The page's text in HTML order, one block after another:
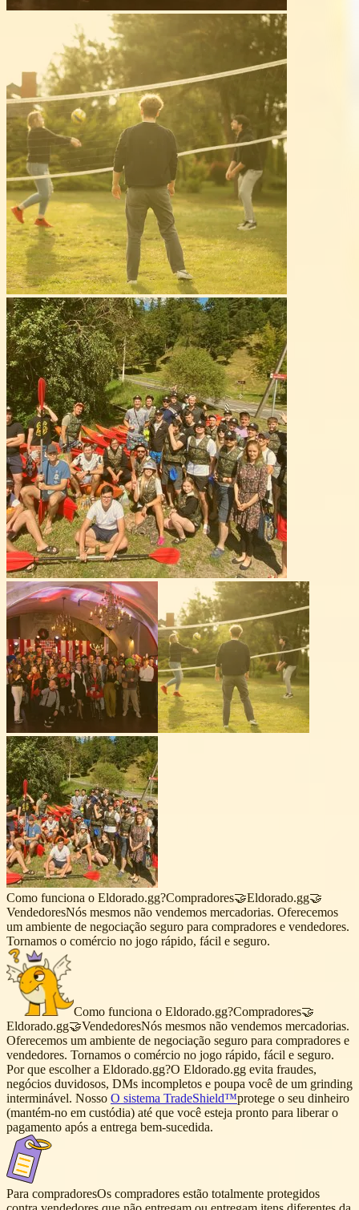
Como funciona o Eldorado.gg?Compradores🤝Eldorado.gg🤝
VendedoresNós mesmos não vendemos mercadorias. Oferecemos
um ambiente de negociação seguro para compradores e vendedores.
Tornamos o comércio no jogo rápido, fácil e seguro.
Como funciona o Eldorado.gg?Compradores🤝
Eldorado.gg🤝VendedoresNós mesmos não vendemos mercadorias.
Oferecemos um ambiente de negociação seguro para compradores e
vendedores. Tornamos o comércio no jogo rápido, fácil e seguro.
Por que escolher a Eldorado.gg?O Eldorado.gg evita fraudes,
negócios duvidosos, DMs incompletos e poupa você de um grinding
interminável. Nosso O sistema TradeShield™protege o seu dinheiro
(mantém-no em custódia) até que você esteja pronto para liberar o
pagamento após a entrega bem-sucedida.
Para compradoresOs compradores estão totalmente protegidos